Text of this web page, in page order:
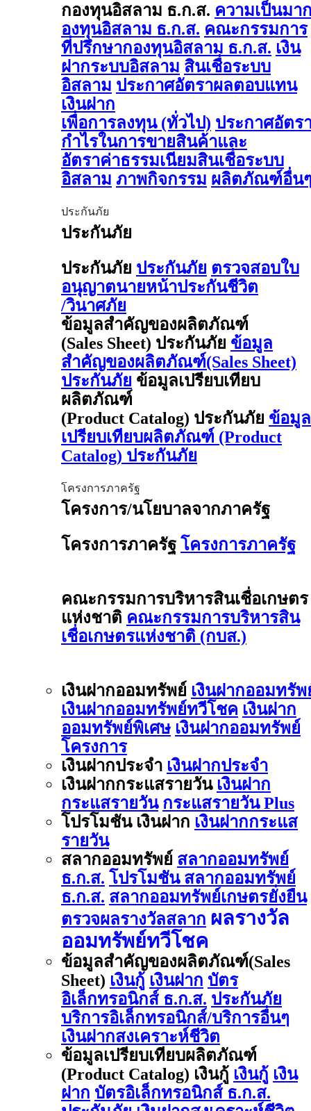
กองทุนอิสลาม ธ.ก.ส. ความเป็นมา
องทุนอิสลาม ธ.ก.ส. คณะกรรมการ
ที่ปรึกษากองทุนอิสลาม ธ.ก.ส. เงิน
ฝากระบบอิสลาม สินเชื่อระบบ
อิสลาม ประกาศอัตราผลตอบแทน
เงินฝาก
เพื่อการลงทุน (ทั่วไป) ประกาศอัตร
กำไรในการขายสินค้าและ
อัตราค่าธรรมเนียมสินเชื่อระบบ
อิสลาม ภาพกิจกรรม ผลิตภัณฑ์อื่น
ประกันภัย
ประกันภัย
ประกันภัย ประกันภัย ตรวจสอบใบ
อนุญาตนายหน้าประกันชีวิต
/วินาศภัย
ข้อมูลสำคัญของผลิตภัณฑ์
(Sales Sheet) ประกันภัย ข้อมูล
สำคัญของผลิตภัณฑ์(Sales Sheet)
ประกันภัย ข้อมูลเปรียบเทียบ
ผลิตภัณฑ์
(Product Catalog) ประกันภัย ข้อมูล
เปรียบเทียบผลิตภัณฑ์ (Product
Catalog) ประกันภัย
โครงการภาครัฐ
โครงการ/นโยบาลจากภาครัฐ
โครงการภาครัฐ โครงการภาครัฐ
คณะกรรมการบริหารสินเชื่อเกษตร
แห่งชาติ คณะกรรมการบริหารสิน
เชื่อเกษตรแห่งชาติ (กบส.)
เงินฝากออมทรัพย์ เงินฝากออมทรัพ
เงินฝากออมทรัพย์ทวีโชค เงินฝาก
ออมทรัพย์พิเศษ เงินฝากออมทรัพย์
โครงการ
เงินฝากประจำ เงินฝากประจำ
เงินฝากกระแสรายวัน เงินฝาก
กระแสรายวัน กระแสรายวัน Plus
โปรโมชัน เงินฝาก เงินฝากกระแส
รายวัน
สลากออมทรัพย์ สลากออมทรัพย์
ธ.ก.ส. โปรโมชัน สลากออมทรัพย์
ธ.ก.ส. สลากออมทรัพย์เกษตรยั่งยืน
ตรวจผลรางวัลสลาก ผลรางวัล
ออมทรัพย์ทวีโชค
ข้อมูลสำคัญของผลิตภัณฑ์(Sales
Sheet) เงินกู้ เงินฝาก บัตร
อิเล็กทรอนิกส์ ธ.ก.ส. ประกันภัย
บริการอิเล็กทรอนิกส์/บริการอื่นๆ
เงินฝากสงเคราะห์ชีวิต
ข้อมูลเปรียบเทียบผลิตภัณฑ์
(Product Catalog) เงินกู้ เงินกู้ เงิน
ฝาก บัตรอิเล็กทรอนิกส์ ธ.ก.ส.